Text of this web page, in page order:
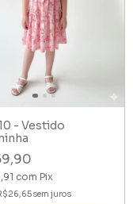
- Vestido
com Pix
sem juros